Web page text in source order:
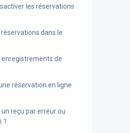
les réservations
dans le
de
réservation en ligne
reçu par erreur ou
?